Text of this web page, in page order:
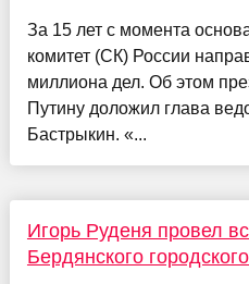
За 15 лет с момента
комитет (СК) России
миллиона дел. Об этом
Путину доложил глава
Бастрыкин. «...
Игорь Руденя провел
Бердянского